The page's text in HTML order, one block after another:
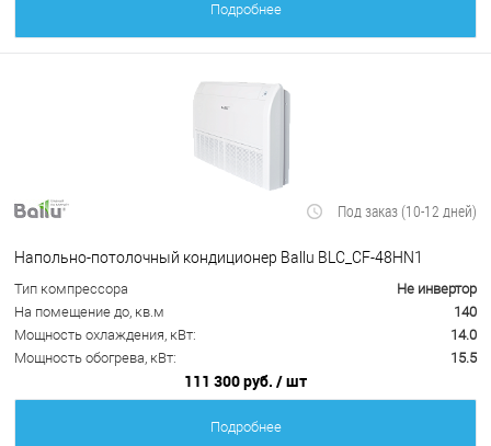
Подробнее
Под заказ (10-12 дней)
Напольно-потолочный кондиционер Ballu BLC_CF-48HN1
Тип компрессора
Не инвертор
На помещение до, кв.м
140
Мощность охлаждения, кВт:
14.0
Мощность обогрева, кВт:
15.5
111 300 руб. / шт
Подробнее